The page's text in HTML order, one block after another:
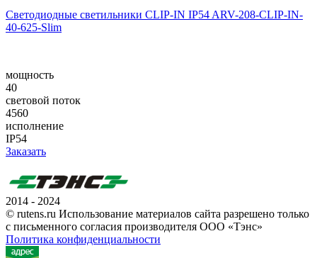
Светодиодные светильники CLIP-IN IP54 ARV-208-CLIP-IN-
40-625-Slim
мощность
40
световой поток
4560
исполнение
IP54
Заказать
2014 - 2024
© rutens.ru Использование материалов сайта разрешено только
с письменного согласия производителя ООО «Тэнс»
Политика конфиденциальности